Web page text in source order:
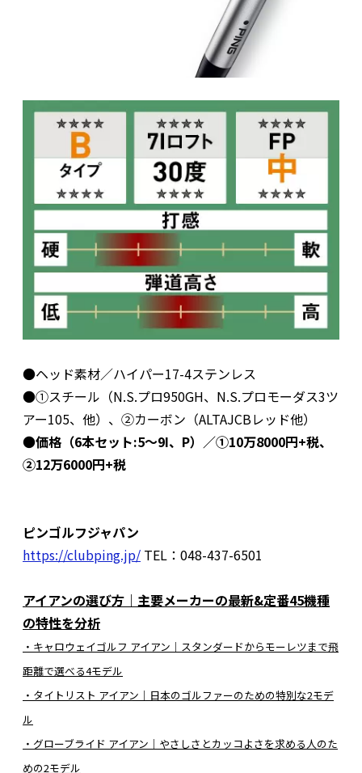
●ヘッド素材／ハイパー17-4ステンレス
●①スチール（N.S.プロ950GH、N.S.プロモーダス3ツ
アー105、他）、②カーボン（ALTAJCBレッド他）
●価格（6本セット:5～9I、P）／①10万8000円+税、
②12万6000円+税
ピンゴルフジャパン
https://clubping.jp/ TEL：048-437-6501
アイアンの選び方｜主要メーカーの最新&定番45機種
の特性を分析
・キャロウェイゴルフ アイアン｜スタンダードからモーレツまで飛
距離で選べる4モデル
・タイトリスト アイアン｜日本のゴルファーのための特別な2モデ
ル
・グローブライド アイアン｜やさしさとカッコよさを求める人のた
めの2モデル